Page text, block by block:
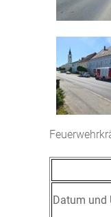
Datum und